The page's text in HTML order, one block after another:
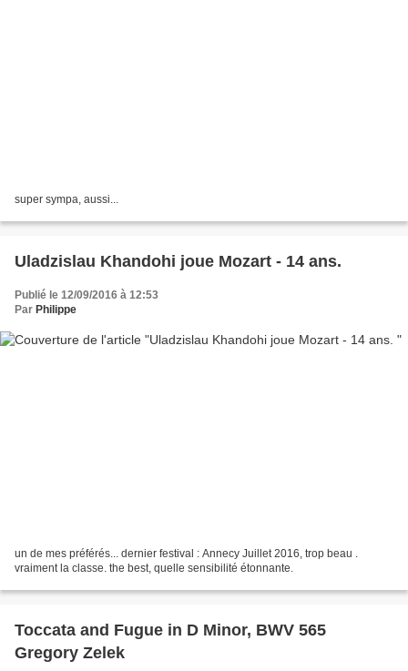
super sympa, aussi...
Uladzislau Khandohi joue Mozart - 14 ans.
Publié le 12/09/2016 à 12:53
Par Philippe
un de mes préférés... dernier festival : Annecy Juillet 2016, trop beau .
vraiment la classe. the best, quelle sensibilité étonnante.
Toccata and Fugue in D Minor, BWV 565
Gregory Zelek